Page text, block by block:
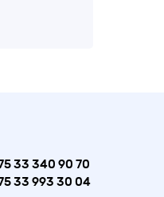
33 340 90 70
33 993 30 04